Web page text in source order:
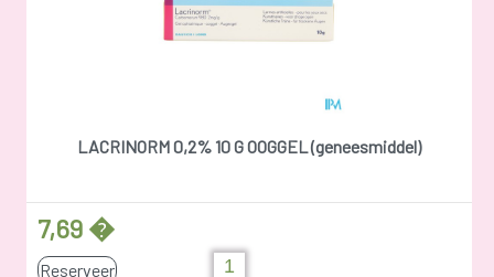
LACRINORM 0,2% 10 G OOGGEL (geneesmiddel)
7,69 �
Reserveer